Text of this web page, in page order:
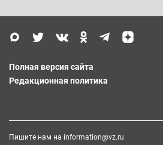
Полная версия сайта
Редакционная политика
Пишите нам на information@vz.ru